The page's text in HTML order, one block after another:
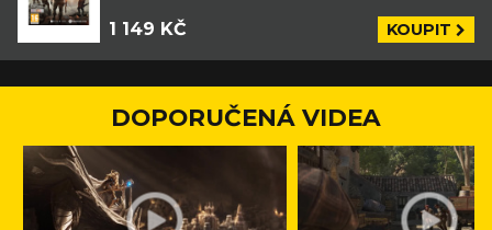
1 149 KČ KOUPIT
DOPORUČENÁ VIDEA